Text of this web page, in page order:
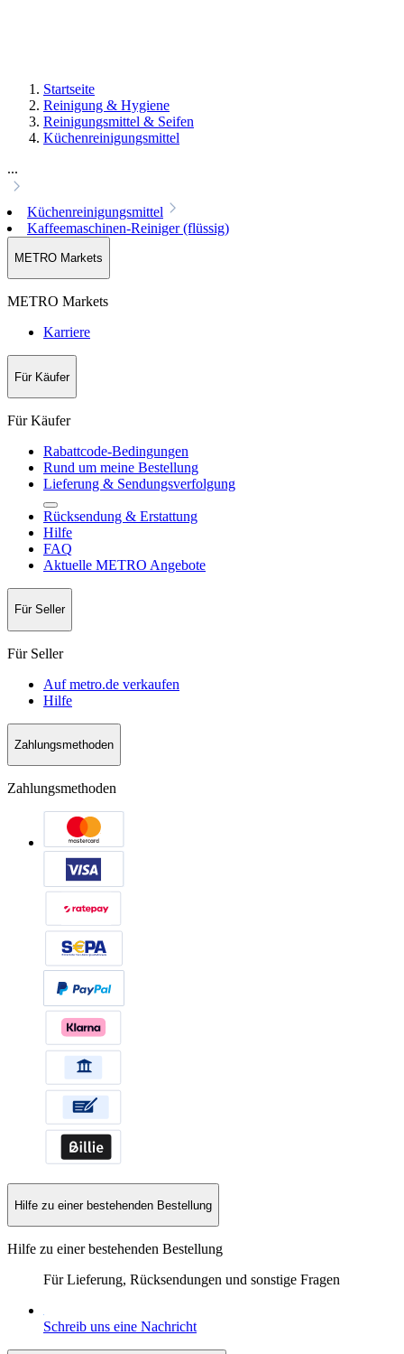
Startseite
Reinigung & Hygiene
Reinigungsmittel & Seifen
Küchenreinigungsmittel
...
Küchenreinigungsmittel
Kaffeemaschinen-Reiniger (flüssig)
METRO Markets
METRO Markets
Karriere
Für Käufer
Für Käufer
Rabattcode-Bedingungen
Rund um meine Bestellung
Lieferung & Sendungsverfolgung
Rücksendung & Erstattung
Hilfe
FAQ
Aktuelle METRO Angebote
Für Seller
Für Seller
Auf metro.de verkaufen
Hilfe
Zahlungsmethoden
Zahlungsmethoden
Hilfe zu einer bestehenden Bestellung
Hilfe zu einer bestehenden Bestellung
Für Lieferung, Rücksendungen und sonstige Fragen
Schreib uns eine Nachricht